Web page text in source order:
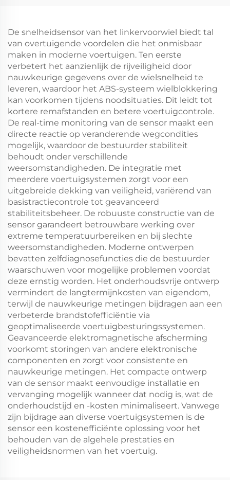
De snelheidsensor van het linkervoorwiel biedt tal
van overtuigende voordelen die het onmisbaar
maken in moderne voertuigen. Ten eerste
verbetert het aanzienlijk de rijveiligheid door
nauwkeurige gegevens over de wielsnelheid te
leveren, waardoor het ABS-systeem wielblokkering
kan voorkomen tijdens noodsituaties. Dit leidt tot
kortere remafstanden en betere voertuigcontrole.
De real-time monitoring van de sensor maakt een
directe reactie op veranderende wegcondities
mogelijk, waardoor de bestuurder stabiliteit
behoudt onder verschillende
weersomstandigheden. De integratie met
meerdere voertuigsystemen zorgt voor een
uitgebreide dekking van veiligheid, variërend van
basistractiecontrole tot geavanceerd
stabiliteitsbeheer. De robuuste constructie van de
sensor garandeert betrouwbare werking over
extreme temperatuurbereiken en bij slechte
weersomstandigheden. Moderne ontwerpen
bevatten zelfdiagnosefuncties die de bestuurder
waarschuwen voor mogelijke problemen voordat
deze ernstig worden. Het onderhoudsvrije ontwerp
vermindert de langtermijnkosten van eigendom,
terwijl de nauwkeurige metingen bijdragen aan een
verbeterde brandstofefficiëntie via
geoptimaliseerde voertuigbesturingssystemen.
Geavanceerde elektromagnetische afscherming
voorkomt storingen van andere elektronische
componenten en zorgt voor consistente en
nauwkeurige metingen. Het compacte ontwerp
van de sensor maakt eenvoudige installatie en
vervanging mogelijk wanneer dat nodig is, wat de
onderhoudstijd en -kosten minimaliseert. Vanwege
zijn bijdrage aan diverse voertuigsystemen is de
sensor een kostenefficiënte oplossing voor het
behouden van de algehele prestaties en
veiligheidsnormen van het voertuig.